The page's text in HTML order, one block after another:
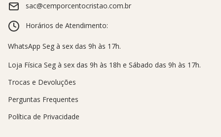
sac@cemporcentocristao.com.br
Horários de Atendimento:
Trocas e Devoluções
Perguntas Frequentes
Política de Privacidade